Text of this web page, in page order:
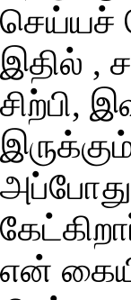
செய்யச்
இதில் ,
சிற்பி,
என்